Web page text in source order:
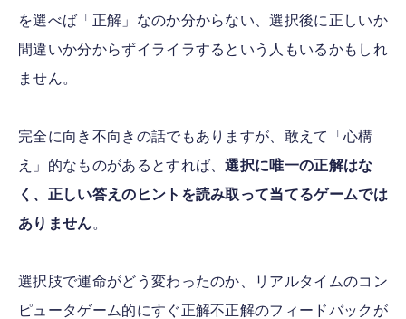
を選べば「正解」なのか分からない、選択後に正しいか
間違いか分からずイライラするという人もいるかもしれ
ません。
完全に向き不向きの話でもありますが、敢えて「心構
え」的なものがあるとすれば、選択に唯一の正解はな
く、正しい答えのヒントを読み取って当てるゲームでは
ありません。
選択肢で運命がどう変わったのか、リアルタイムのコン
ピュータゲーム的にすぐ正解不正解のフィードバックが